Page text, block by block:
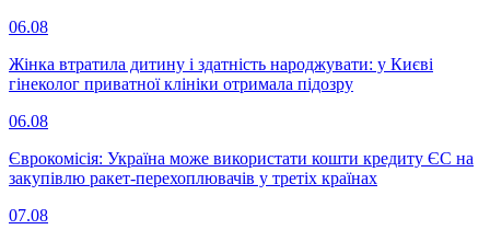
06.08
Жінка втратила дитину і здатність народжувати: у Києві
гінеколог приватної клініки отримала підозру
06.08
Єврокомісія: Україна може використати кошти кредиту ЄС на
закупівлю ракет-перехоплювачів у третіх країнах
07.08